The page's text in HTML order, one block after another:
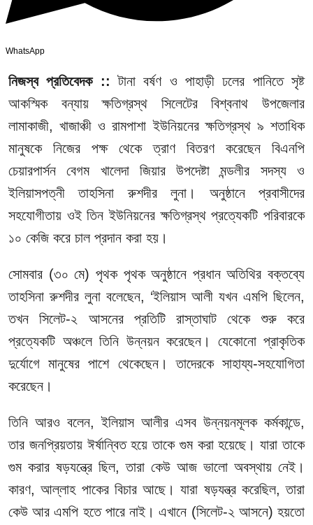
WhatsApp
নিজস্ব প্রতিবেদক :: টানা বর্ষণ ও পাহাড়ী ঢলের পানিতে সৃষ্ট
আকস্মিক বন্যায় ক্ষতিগ্রস্থ সিলেটের বিশ্বনাথ উপজেলার
লামাকাজী, খাজাঞ্চী ও রামপাশা ইউনিয়নের ক্ষতিগ্রস্থ ৯ শতাধিক
মানুষকে নিজের পক্ষ থেকে ত্রাণ বিতরণ করেছেন বিএনপি
চেয়ারপার্সন বেগম খালেদা জিয়ার উপদেষ্টা মন্ডলীর সদস্য ও
ইলিয়াসপত্নী তাহসিনা রুশদীর লুনা। অনুষ্ঠানে প্রবাসীদের
সহযোগীতায় ওই তিন ইউনিয়নের ক্ষতিগ্রস্থ প্রত্যেকটি পরিবারকে
১০ কেজি করে চাল প্রদান করা হয়।
সোমবার (৩০ মে) পৃথক পৃথক অনুষ্ঠানে প্রধান অতিথির বক্তব্যে
তাহসিনা রুশদীর লুনা বলেছেন, ‘ইলিয়াস আলী যখন এমপি ছিলেন,
তখন সিলেট-২ আসনের প্রতিটি রাস্তাঘাট থেকে শুরু করে
প্রত্যেকটি অঞ্চলে তিনি উন্নয়ন করেছেন। যেকোনো প্রাকৃতিক
দুর্যোগে মানুষের পাশে থেকেছেন। তাদেরকে সাহায্য-সহযোগিতা
করেছেন।
তিনি আরও বলেন, ইলিয়াস আলীর এসব উন্নয়নমূলক কর্মকান্ডে,
তার জনপ্রিয়তায় ঈর্ষান্বিত হয়ে তাকে গুম করা হয়েছে। যারা তাকে
গুম করার ষড়যন্ত্রে ছিল, তারা কেউ আজ ভালো অবস্থায় নেই।
কারণ, আল্লাহ পাকের বিচার আছে। যারা ষড়যন্ত্র করেছিল, তারা
কেউ আর এমপি হতে পারে নাই। এখানে (সিলেট-২ আসনে) হয়তো